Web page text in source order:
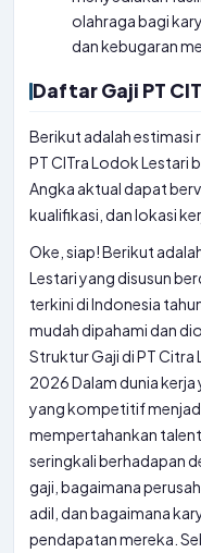
olahraga bagi
dan kebugaran
Daftar Gaji PT
Berikut adalah estimasi
PT CITra Lodok Lestari
Angka aktual dapat
kualifikasi, dan lokasi
Oke, siap! Berikut
Lestari yang disusun
terkini di Indonesia
mudah dipahami dan
Struktur Gaji di PT Citra
2026 Dalam dunia
yang kompetitif
mempertahankan
seringkali berhadapan
gaji, bagaimana
adil, dan bagaimana
pendapatan mereka.